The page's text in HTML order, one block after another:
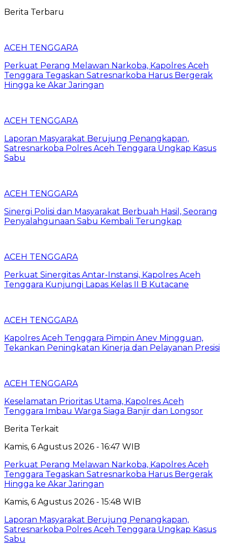
Berita Terbaru
ACEH TENGGARA
Perkuat Perang Melawan Narkoba, Kapolres Aceh
Tenggara Tegaskan Satresnarkoba Harus Bergerak
Hingga ke Akar Jaringan
ACEH TENGGARA
Laporan Masyarakat Berujung Penangkapan,
Satresnarkoba Polres Aceh Tenggara Ungkap Kasus
Sabu
ACEH TENGGARA
Sinergi Polisi dan Masyarakat Berbuah Hasil, Seorang
Penyalahgunaan Sabu Kembali Terungkap
ACEH TENGGARA
Perkuat Sinergitas Antar-Instansi, Kapolres Aceh
Tenggara Kunjungi Lapas Kelas II B Kutacane
ACEH TENGGARA
Kapolres Aceh Tenggara Pimpin Anev Mingguan,
Tekankan Peningkatan Kinerja dan Pelayanan Presisi
ACEH TENGGARA
Keselamatan Prioritas Utama, Kapolres Aceh
Tenggara Imbau Warga Siaga Banjir dan Longsor
Berita Terkait
Kamis, 6 Agustus 2026 - 16:47 WIB
Perkuat Perang Melawan Narkoba, Kapolres Aceh
Tenggara Tegaskan Satresnarkoba Harus Bergerak
Hingga ke Akar Jaringan
Kamis, 6 Agustus 2026 - 15:48 WIB
Laporan Masyarakat Berujung Penangkapan,
Satresnarkoba Polres Aceh Tenggara Ungkap Kasus
Sabu